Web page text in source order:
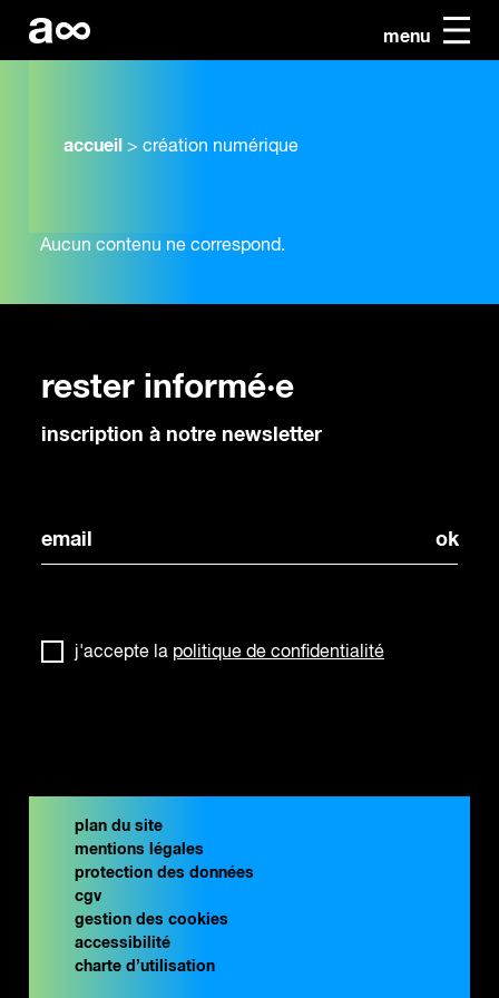
menu
accueil > création numérique
Aucun contenu ne correspond.
rester informé·e
inscription à notre newsletter
j'accepte la politique de confidentialité
plan du site
mentions légales
protection des données
cgv
gestion des cookies
accessibilité
charte d’utilisation